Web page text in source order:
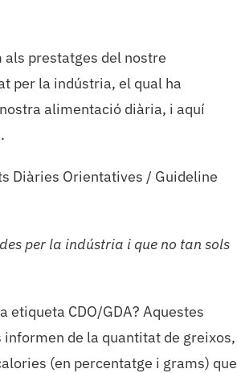
prestatges del nostre
per la indústria, el qual ha
alimentació diària, i aquí
Diàries Orientatives / Guideline
per la indústria i que no tan sols
etiqueta CDO/GDA? Aquestes
informen de la quantitat de greixos,
(en percentatge i grams) que